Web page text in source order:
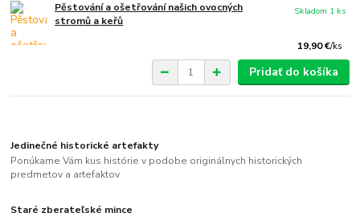
Pěstování a ošetřování našich ovocných
stromů a keřů
19,90 €/ks
Skladom 1 ks
Pridať do košíka
Jedinečné historické artefakty
Ponúkame Vám kus histórie v podobe originálnych historických
predmetov a artefaktov
Staré zberateľské mince